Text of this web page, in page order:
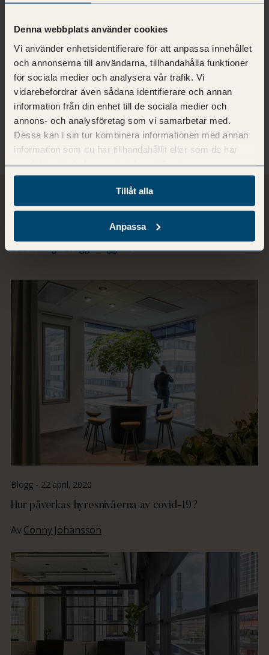
Denna webbplats använder cookies
Vi använder enhetsidentifierare för att anpassa innehållet
och annonserna till användarna, tillhandahålla funktioner
för sociala medier och analysera vår trafik. Vi
vidarebefordrar även sådana identifierare och annan
information från din enhet till de sociala medier och
annons- och analysföretag som vi samarbetar med.
Dessa kan i sin tur kombinera informationen med annan
information som du har tillhandahållit eller som de har
samlat in när du har använt deras tjänster.
Tillåt alla
Anpassa
Johan Sjögren
Jurist
Mer om Johan
Relaterad läsning
Se samtliga blogginlägg
Blogg - 22 april, 2020
Hur påverkas hyresnivåerna av covid-19?
AvConny Johansson